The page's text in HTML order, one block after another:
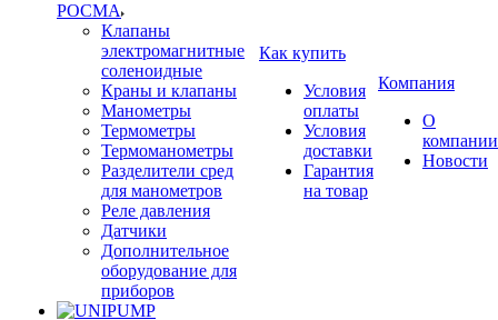
РОСМА
Клапаны
электромагнитные
соленоидные
Краны и клапаны
Манометры
Термометры
Термоманометры
Разделители сред
для манометров
Реле давления
Датчики
Дополнительное
оборудование для
приборов
Как купить
Условия
оплаты
Условия
доставки
Гарантия
на товар
Компания
О
компании
Новости